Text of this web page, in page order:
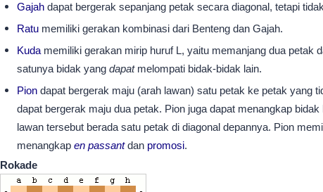
Gajah dapat bergerak sepanjang petak secara diagonal, tetapi
Ratu memiliki gerakan kombinasi dari Benteng dan Gajah.
Kuda memiliki gerakan mirip huruf L, yaitu memanjang dua petak
satunya bidak yang dapatmelompati bidak-bidak lain.
Pion dapat bergerak maju (arah lawan) satu petak ke petak yang
dapat bergerak maju dua petak. Pion juga dapat menangkap
lawan tersebut berada satu petak di diagonal depannya. Pion
menangkap en passantdan promosi.
Rokade